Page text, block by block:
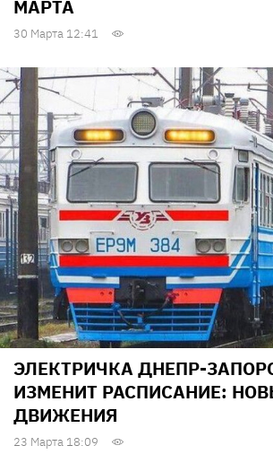
МАРТА
30 Марта 12:41
ЭЛЕКТРИЧКА ДНЕПР-
ИЗМЕНИТ РАСПИСАНИЕ:
ДВИЖЕНИЯ
23 Марта 18:09